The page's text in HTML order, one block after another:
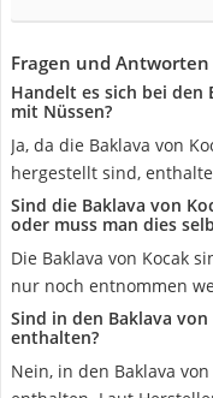
Fragen und Antworten
Handelt es sich bei den
mit Nüssen?
Ja, da die Baklava von
hergestellt sind,
Sind die Baklava von
oder muss man dies
Die Baklava von Kocak
nur noch entnommen
Sind in den Baklava
enthalten?
Nein, in den Baklava